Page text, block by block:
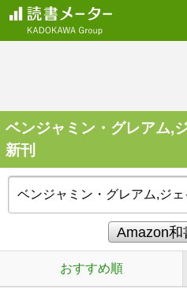
ベンジャミン・グレアム,
新刊
おすすめ順